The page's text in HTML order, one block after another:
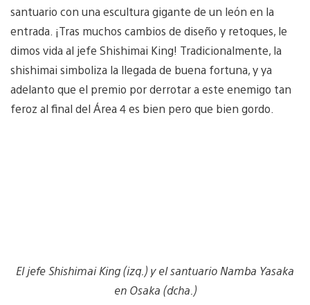
santuario con una escultura gigante de un león en la
entrada. ¡Tras muchos cambios de diseño y retoques, le
dimos vida al jefe Shishimai King! Tradicionalmente, la
shishimai simboliza la llegada de buena fortuna, y ya
adelanto que el premio por derrotar a este enemigo tan
feroz al final del Área 4 es bien pero que bien gordo.
El jefe Shishimai King (izq.) y el santuario Namba Yasaka
en Osaka (dcha.)